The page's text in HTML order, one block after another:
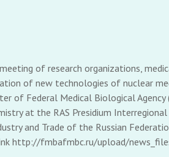
of research organizations,
of new technologies of nuclear
of Federal Medical Biological
at the RAS Presidium
and Trade of the Russian
http://fmbafmbc.ru/upload/